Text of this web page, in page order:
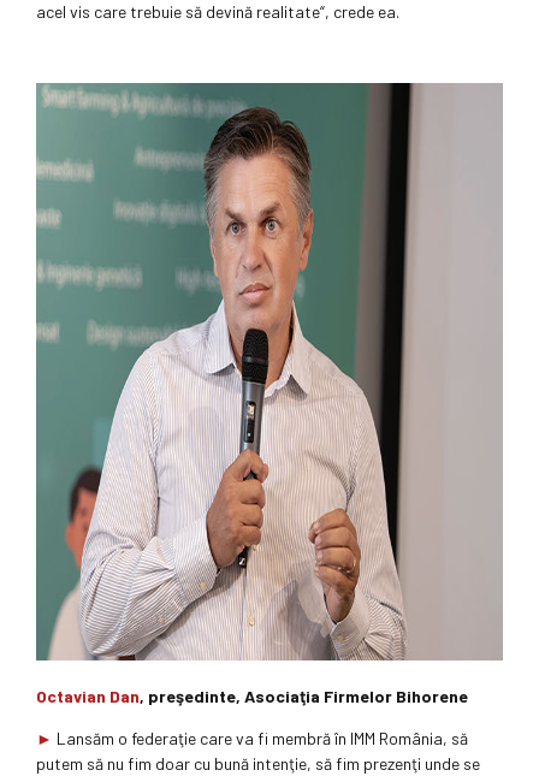
acel vis care trebuie să devină realitate“, crede ea.
Octavian Dan, preşedinte, Asociaţia Firmelor Bihorene
► Lansăm o federaţie care va fi membră în IMM România, să
putem să nu fim doar cu bună intenţie, să fim prezenţi unde se